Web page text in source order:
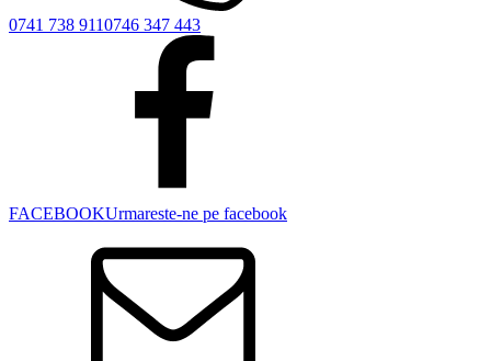
0741 738 9110746 347 443
FACEBOOKUrmareste-ne pe facebook